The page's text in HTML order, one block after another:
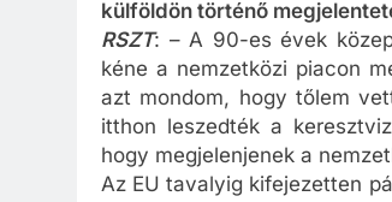
külföldön történő
RSZT: – A 90-es évek
kéne a nemzetközi piacon
azt mondom, hogy tőlem
itthon leszedték a
hogy megjelenjenek a
Az EU tavalyig kifejezetten